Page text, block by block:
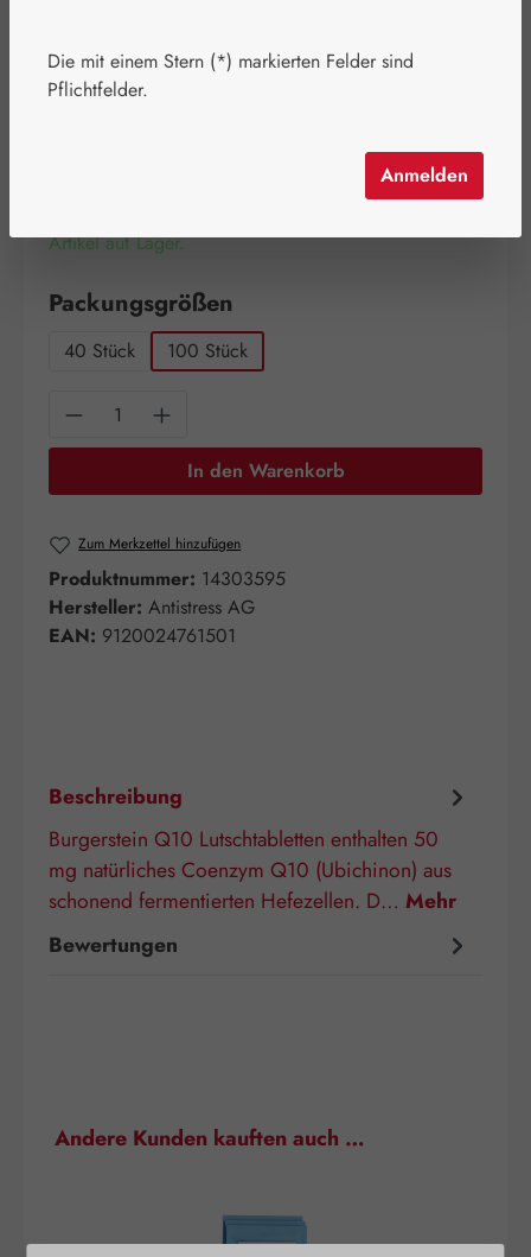
(549,55 € / 1 Kilogramm)
Artikel auf Lager.
Packungsgrößen
40 Stück 100 Stück
Produkt Anzahl: Gib den gewünschten
In den Warenkorb
Zum Merkzettel hinzufügen
Produktnummer: 14303595
Hersteller: Antistress AG
EAN: 9120024761501
Beschreibung
Burgerstein Q10 Lutschtabletten enthalten 50
mg natürliches Coenzym Q10 (Ubichinon) aus
schonend fermentierten Hefezellen. D… Mehr
Bewertungen
Produktgalerie überspringen
Andere Kunden kauften auch …
Die mit einem Stern (*) markierten Felder sind
Pflichtfelder.
Anmelden